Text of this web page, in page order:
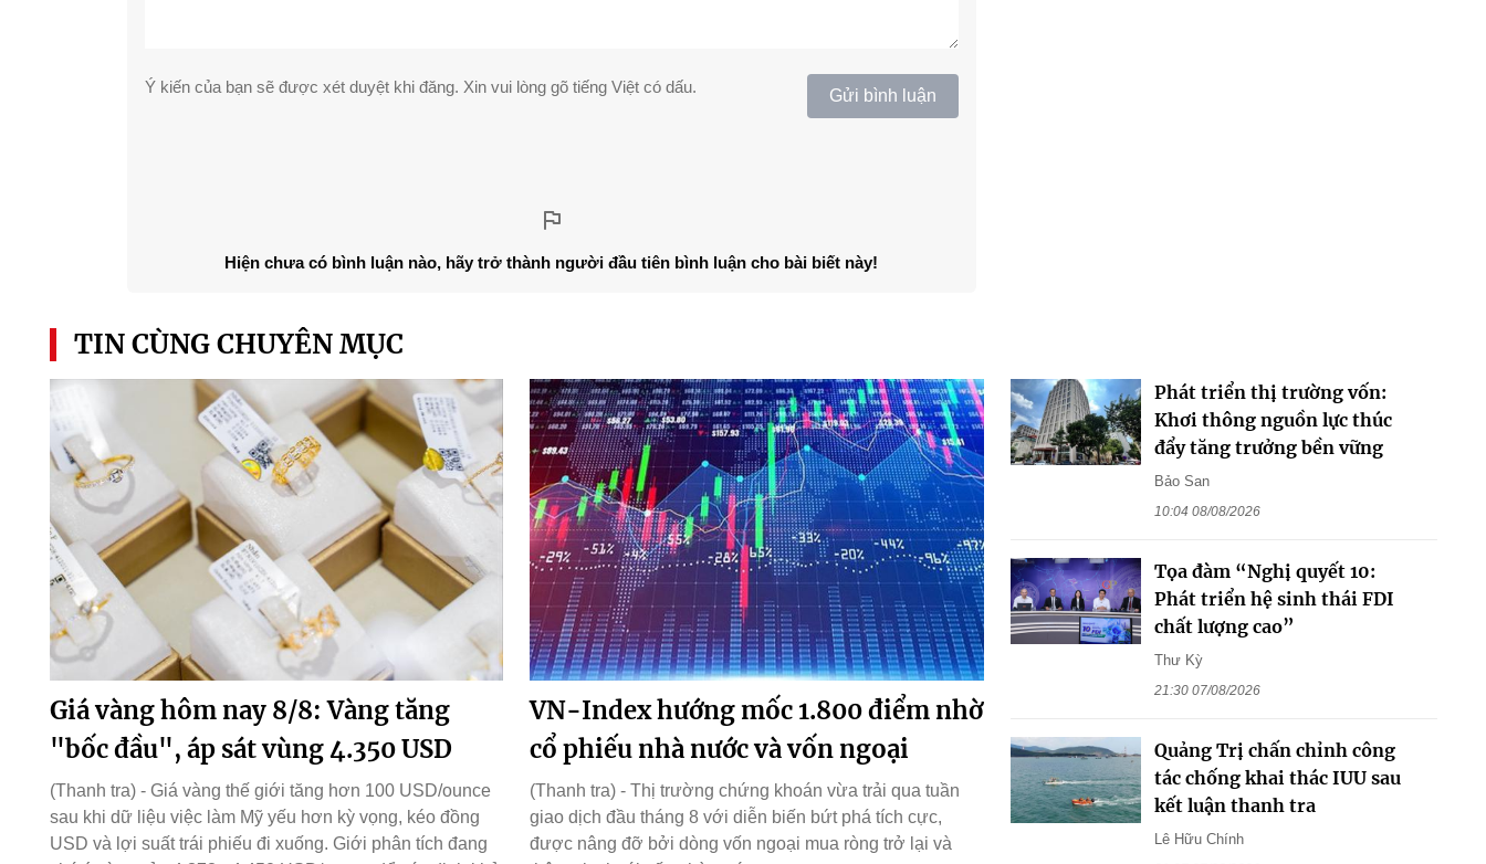
Ý kiến của bạn sẽ được xét duyệt khi đăng. Xin vui lòng gõ tiếng Việt có dấu. Gửi bình luận
Hiện chưa có bình luận nào, hãy trở thành người đầu tiên bình luận cho bài biết này!
TIN CÙNG CHUYÊN MỤC
Giá vàng hôm nay 8/8: Vàng tăng
"bốc đầu", áp sát vùng 4.350 USD
(Thanh tra) - Giá vàng thế giới tăng hơn 100 USD/ounce
sau khi dữ liệu việc làm Mỹ yếu hơn kỳ vọng, kéo đồng
USD và lợi suất trái phiếu đi xuống. Giới phân tích đang
VN-Index hướng mốc 1.800 điểm nhờ
cổ phiếu nhà nước và vốn ngoại
(Thanh tra) - Thị trường chứng khoán vừa trải qua tuần
giao dịch đầu tháng 8 với diễn biến bứt phá tích cực,
được nâng đỡ bởi dòng vốn ngoại mua ròng trở lại và
Phát triển thị trường vốn:
Khơi thông nguồn lực thúc
đẩy tăng trưởng bền vững
Bảo San
10:04 08/08/2026
Tọa đàm “Nghị quyết 10:
Phát triển hệ sinh thái FDI
chất lượng cao”
Thư Kỳ
21:30 07/08/2026
Quảng Trị chấn chỉnh công
tác chống khai thác IUU sau
kết luận thanh tra
Lê Hữu Chính